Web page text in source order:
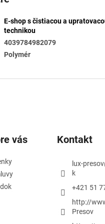
E-shop s čistiacou a
technikou
4039784982079
Polymér
vás Kontakt
lux-presov
k
+421 51
http://
Presov